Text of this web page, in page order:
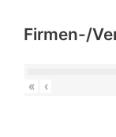
Firmen-/
« ‹